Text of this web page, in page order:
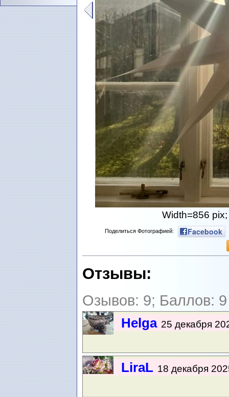
Width=856
Поделиться Фотографией: Facebook
Отзывы:
Озывов: 9; Баллов: 9
Helga 25 декабря
LiraL 18 декабря